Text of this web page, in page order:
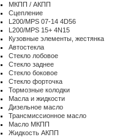
МКПП / АКПП
Сцепление
L200/MPS 07-14 4D56
L200/MPS 15+ 4N15
Кузовные элементы, жестянка
Автостекла
Стекло лобовое
Стекло заднее
Стекло боковое
Стекло форточка
Тормозные колодки
Масла и жидкости
Дизельное масло
Трансмиссионное масло
Масло МКПП
Жидкость АКПП